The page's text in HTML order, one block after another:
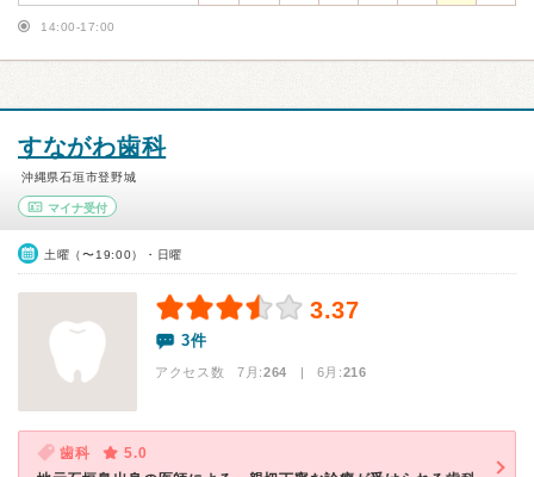
14:00-17:00
すながわ歯科
沖縄県石垣市登野城
マイナ受付
土曜（〜19:00）・日曜
3.37
3件
アクセス数 7月:264 | 6月:216
歯科
5.0